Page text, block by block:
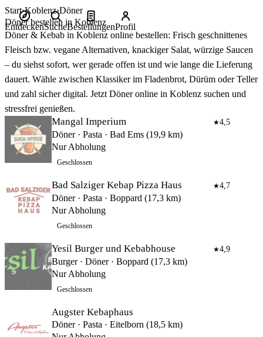
Start Koblenz Döner
Döner bestellen in Koblenz
Döner & Kebab in Koblenz online bestellen: Frisch geschnittenes
Fleisch bzw. vegane Alternativen, knackiger Salat, würzige Saucen
– du siehst sofort, wer gerade offen ist und wie lange die Lieferung
dauert. Wähle zwischen Klassiker im Fladenbrot, Dürüm oder Teller
und zahl sicher digital. Jetzt Döner online in Koblenz suchen und
stressfrei genießen.
Mangal Imperium ★4,5
Döner · Pasta · Bad Ems (19,9 km)
Nur Abholung
Geschlossen
Bad Salziger Kebap Pizza Haus ★4,7
Döner · Pasta · Boppard (17,3 km)
Nur Abholung
Geschlossen
Yesil Burger und Kebabhouse ★4,9
Burger · Döner · Boppard (17,3 km)
Nur Abholung
Geschlossen
Augster Kebaphaus
Döner · Pasta · Eitelborn (18,5 km)
EntdeckenSucheBestellungenProfil